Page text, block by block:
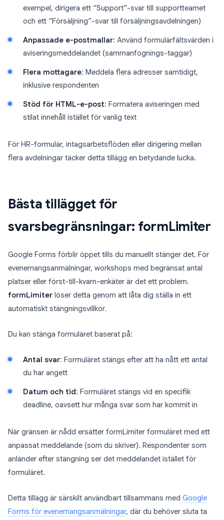
exempel, dirigera ett “Support”-svar till supportteamet
och ett “Försäljning”-svar till försäljningsavdelningen)
Anpassade e-postmallar: Använd formulärfältsvärden i
aviseringsmeddelandet (sammanfognings-taggar)
Flera mottagare: Meddela flera adresser samtidigt,
inklusive respondenten
Stöd för HTML-e-post: Formatera aviseringen med
stilat innehåll istället för vanlig text
För HR-formulär, intagsarbetsflöden eller dirigering mellan
flera avdelningar täcker detta tillägg en betydande lucka.
Bästa tillägget för
svarsbegränsningar: formLimiter
Google Forms förblir öppet tills du manuellt stänger det. För
evenemangsanmälningar, workshops med begränsat antal
platser eller först-till-kvarn-enkäter är det ett problem.
formLimiter löser detta genom att låta dig ställa in ett
automatiskt stängningsvillkor.
Du kan stänga formuläret baserat på:
Antal svar: Formuläret stängs efter att ha nått ett antal
du har angett
Datum och tid: Formuläret stängs vid en specifik
deadline, oavsett hur många svar som har kommit in
När gränsen är nådd ersätter formLimiter formuläret med ett
anpassat meddelande (som du skriver). Respondenter som
anländer efter stängning ser det meddelandet istället för
formuläret.
Detta tillägg är särskilt användbart tillsammans med Google
Forms för evenemangsanmälningar, där du behöver sluta ta